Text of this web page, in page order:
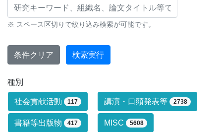
※ スペース区切りで絞り込み検索が可能です。
条件クリア 検索実行
種別
研究業績タイプによる絞り込み条件で
社会貢献活動 117 講演・口頭発表等 2738
書籍等出版物 417 MISC 5608